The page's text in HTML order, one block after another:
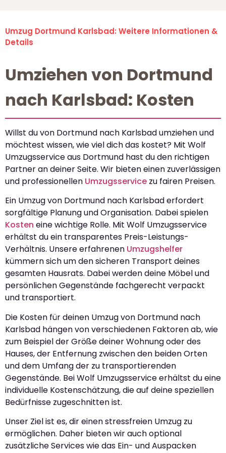
Umzug Dortmund Karlsbad: Weitere Informationen &
Details
Umziehen von Dortmund
nach Karlsbad: Kosten
Willst du von Dortmund nach Karlsbad umziehen und
möchtest wissen, wie viel dich das kostet? Mit Wolf
Umzugsservice aus Dortmund hast du den richtigen
Partner an deiner Seite. Wir bieten einen zuverlässigen
und professionellen Umzugsservice zu fairen Preisen.
Ein Umzug von Dortmund nach Karlsbad erfordert
sorgfältige Planung und Organisation. Dabei spielen
Kosten eine wichtige Rolle. Mit Wolf Umzugsservice
erhältst du ein transparentes Preis-Leistungs-
Verhältnis. Unsere erfahrenen Umzugshelfer
kümmern sich um den sicheren Transport deines
gesamten Hausrats. Dabei werden deine Möbel und
persönlichen Gegenstände fachgerecht verpackt
und transportiert.
Die Kosten für deinen Umzug von Dortmund nach
Karlsbad hängen von verschiedenen Faktoren ab, wie
zum Beispiel der Größe deiner Wohnung oder des
Hauses, der Entfernung zwischen den beiden Orten
und dem Umfang der zu transportierenden
Gegenstände. Bei Wolf Umzugsservice erhältst du eine
individuelle Kostenschätzung, die auf deine speziellen
Bedürfnisse zugeschnitten ist.
Unser Ziel ist es, dir einen stressfreien Umzug zu
ermöglichen. Daher bieten wir auch optional
zusätzliche Services wie das Ein- und Auspacken